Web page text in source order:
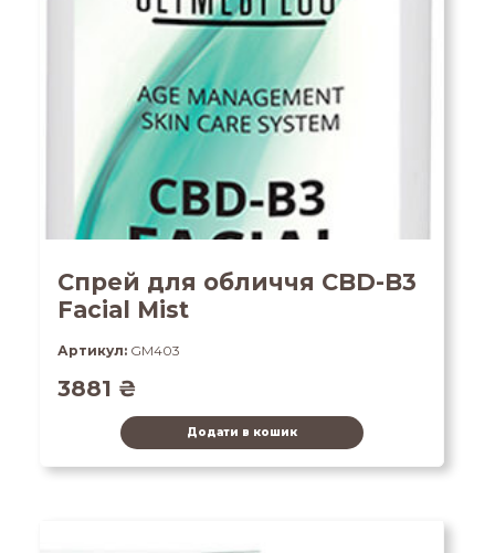
Спрей для обличчя CBD-B3
Facial Mist
Артикул: GM403
3881 ₴
Додати в кошик